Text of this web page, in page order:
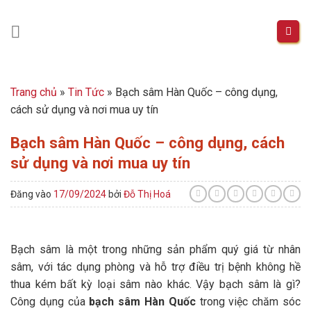
content
Trang chủ » Tin Tức » Bạch sâm Hàn Quốc – công dụng,
cách sử dụng và nơi mua uy tín
Bạch sâm Hàn Quốc – công dụng, cách
sử dụng và nơi mua uy tín
Đăng vào 17/09/2024 bởi Đỗ Thị Hoá
Bạch sâm là một trong những sản phẩm quý giá từ nhân
sâm, với tác dụng phòng và hỗ trợ điều trị bệnh không hề
thua kém bất kỳ loại sâm nào khác. Vậy bạch sâm là gì?
Công dụng của bạch sâm Hàn Quốctrong việc chăm sóc